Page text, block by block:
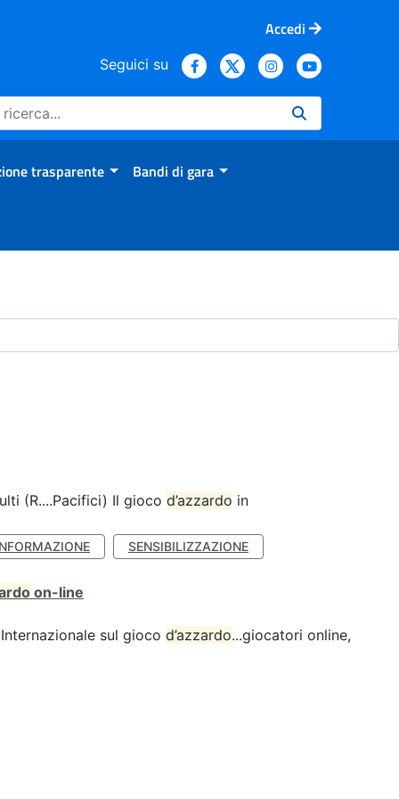
Accedi
Seguici su
trasparente Bandi di gara
(R....Pacifici) Il gioco d’azzardo in
SENSIBILIZZAZIONE
on-line
sul gioco d’azzardo...giocatori online,